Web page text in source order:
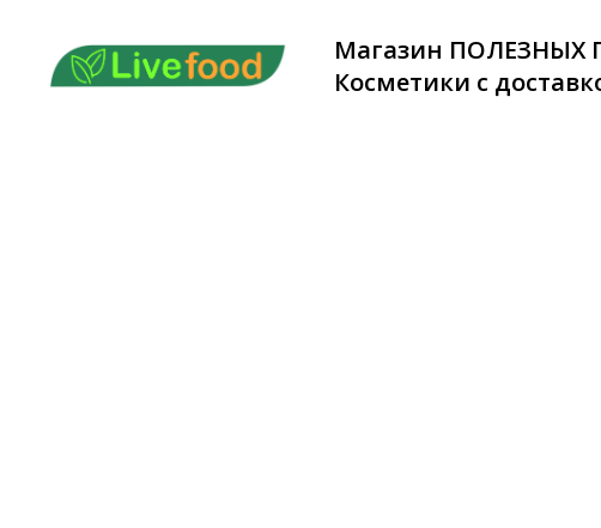
Магазин ПОЛЕЗНЫХ
Косметики с